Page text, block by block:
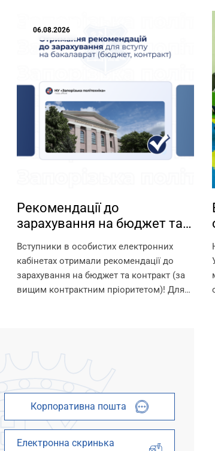
06.08.2026
Рекомендації до
зарахування на бюджет та
Вступники в особистих електронних
кабінетах отримали рекомендації до
зарахування на бюджет та контракт (за
вищим контрактним пріоритетом)! Для
Корпоративна пошта
Електронна скринька